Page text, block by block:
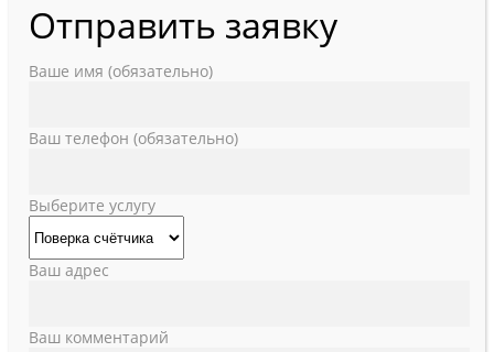
Отправить заявку
Ваше имя (обязательно)
Ваш телефон (обязательно)
Выберите услугу
Ваш адрес
Ваш комментарий